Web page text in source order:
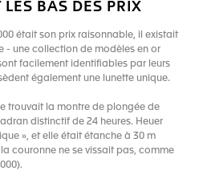
LES BAS DES PRIX
était son prix raisonnable, il existait
- une collection de modèles en or
facilement identifiables par leurs
également une lunette unique.
trouvait la montre de plongée de
distinctif de 24 heures. Heuer
», et elle était étanche à 30 m
couronne ne se vissait pas, comme